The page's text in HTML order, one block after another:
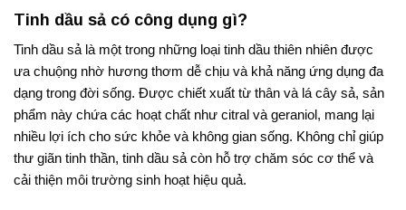
Tinh dầu sả có công dụng gì?
Tinh dầu sả là một trong những loại tinh dầu thiên nhiên được
ưa chuộng nhờ hương thơm dễ chịu và khả năng ứng dụng đa
dạng trong đời sống. Được chiết xuất từ thân và lá cây sả, sản
phẩm này chứa các hoạt chất như citral và geraniol, mang lại
nhiều lợi ích cho sức khỏe và không gian sống. Không chỉ giúp
thư giãn tinh thần, tinh dầu sả còn hỗ trợ chăm sóc cơ thể và
cải thiện môi trường sinh hoạt hiệu quả.